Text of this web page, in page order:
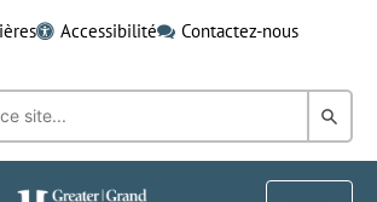
Accessibilité
Contactez-nous
dans